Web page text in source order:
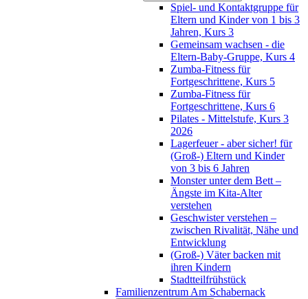
Spiel- und Kontaktgruppe für
Eltern und Kinder von 1 bis 3
Jahren, Kurs 3
Gemeinsam wachsen - die
Eltern-Baby-Gruppe, Kurs 4
Zumba-Fitness für
Fortgeschrittene, Kurs 5
Zumba-Fitness für
Fortgeschrittene, Kurs 6
Pilates - Mittelstufe, Kurs 3
2026
Lagerfeuer - aber sicher! für
(Groß-) Eltern und Kinder
von 3 bis 6 Jahren
Monster unter dem Bett –
Ängste im Kita-Alter
verstehen
Geschwister verstehen –
zwischen Rivalität, Nähe und
Entwicklung
(Groß-) Väter backen mit
ihren Kindern
Stadtteilfrühstück
Familienzentrum Am Schabernack